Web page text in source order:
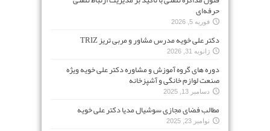
حرفه‌ای
فوریه 5, 2026
دکتر علی خویه مدرس مشاور و مربی تریز TRIZ
ژانویه 31, 2026
دوره های گروه آموزش و مشاوره دکتر علی خویه ویژه
صنعت لوازم خانگی و آشپزخانه
دسامبر 13, 2025
مطالب فضای مجازی سوشیال مدیا دکتر علی خویه
نوامبر 23, 2025